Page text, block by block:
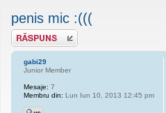
penis mic :(((
Scrie un răspuns
gabi29
Junior Member
Mesaje: 7
Membru din: Lun Iun 10, 2013 12:45 pm